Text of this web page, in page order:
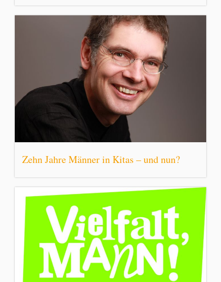
Zehn Jahre Männer in Kitas – und nun?